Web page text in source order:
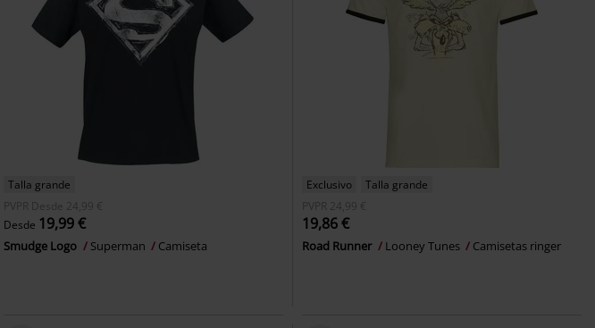
Talla grande
PVPR
Desde 24,99 €
Desde 19,99 €
Smudge Logo Superman Camiseta
Exclusivo
Talla grande
PVPR 24,99 €
19,86 €
Road Runner Looney Tunes Camisetas ringer